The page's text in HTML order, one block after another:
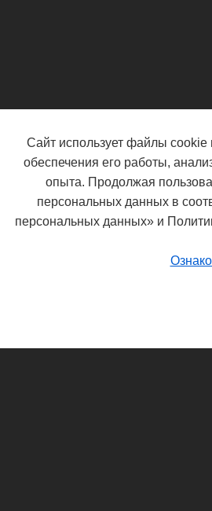
Сайт использует файлы cookie
обеспечения его работы,
опыта. Продолжая
персональных данных в
персональных данных» и